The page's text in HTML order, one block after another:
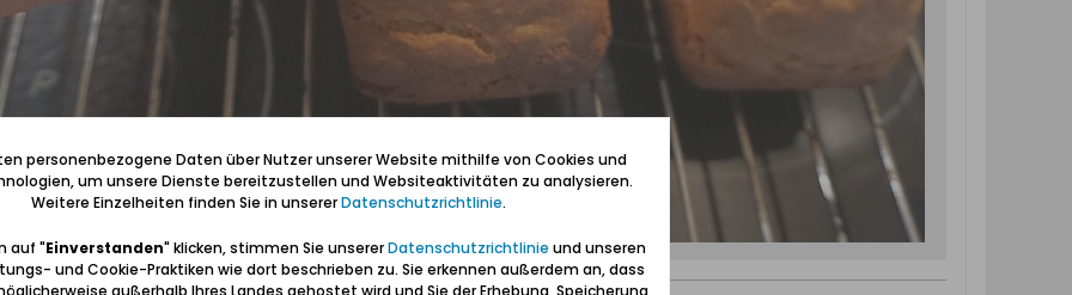
personenbezogene Daten über Nutzer unserer Website mithilfe von Cookies und
um unsere Dienste bereitzustellen und Websiteaktivitäten zu analysieren.
Weitere Einzelheiten finden Sie in unsererDatenschutzrichtlinie.
auf "Einverstanden" klicken, stimmen Sie unsererDatenschutzrichtlinie und unseren
und Cookie-Praktiken wie dort beschrieben zu. Sie erkennen außerdem an, dass
außerhalb Ihres Landes gehostet wird und Sie der Erhebung, Speicherung